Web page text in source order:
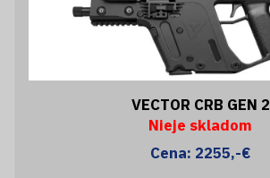
VECTOR CRB GEN 2
Nieje skladom
Cena: 2255,-€